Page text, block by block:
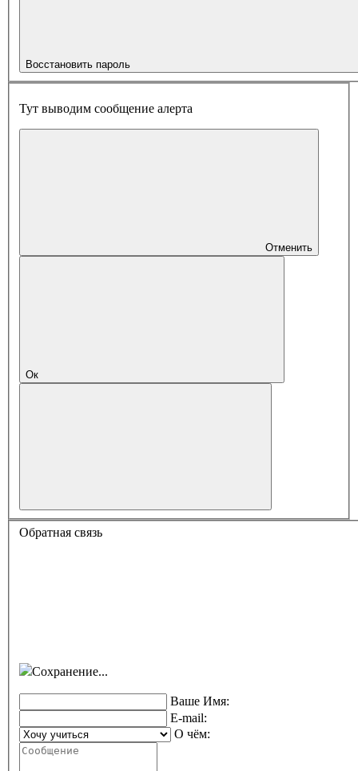
Восстановить пароль
Тут выводим сообщение алерта
Отменить
Ок
Обратная связь
Сохранение...
Ваше Имя:
E-mail:
О чём: